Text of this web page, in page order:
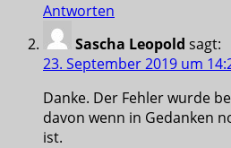
Antworten
Sascha Leopold sagt:
23. September 2019 um
Danke. Der Fehler wurde
davon wenn in Gedanken
ist.